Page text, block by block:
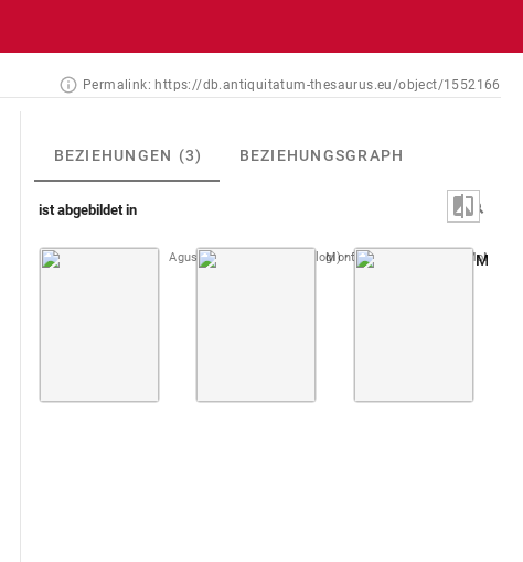
Permalink: https://db.antiquitatum-thesaurus.eu/object/1552166
BEZIEHUNGEN (3) BEZIEHUNGSGRAPH
ist abgebildet in
Agustín, Schott 1617 (Dialogi) Taf. 59 Abb. [W]:
Montfaucon, Papiers de